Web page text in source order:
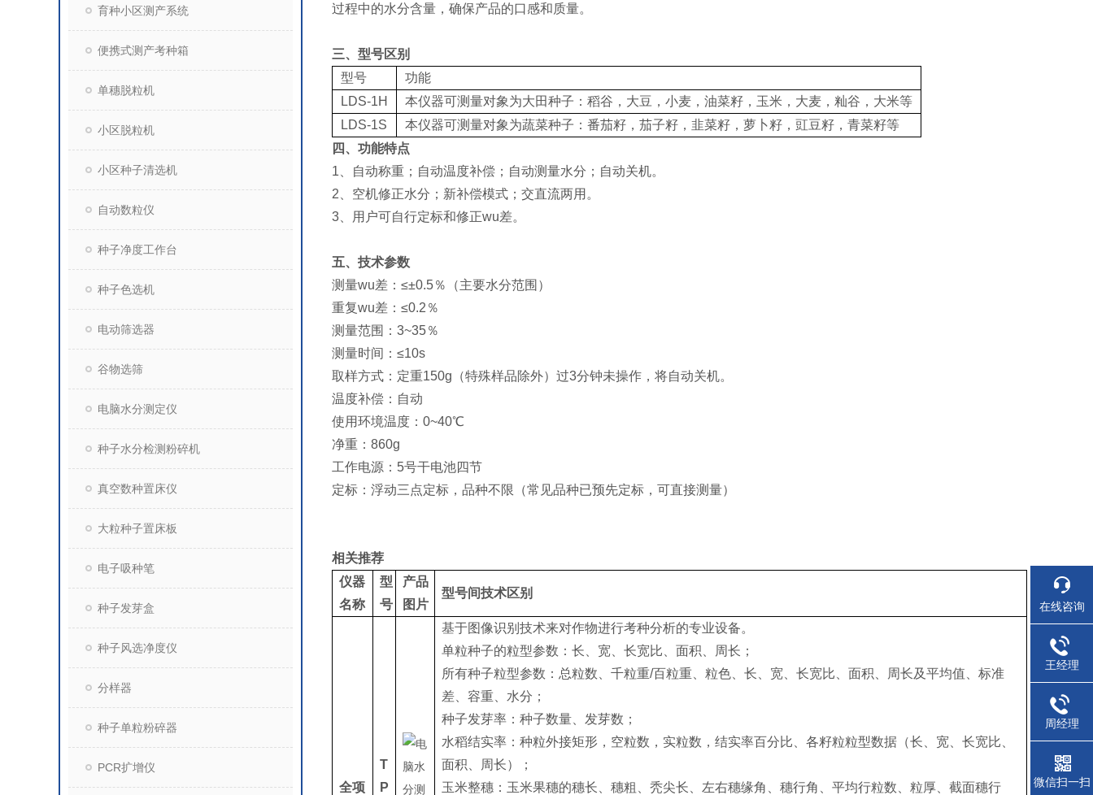
育种小区测产系统
便携式测产考种箱
单穗脱粒机
小区脱粒机
小区种子清选机
自动数粒仪
种子净度工作台
种子色选机
电动筛选器
谷物选筛
电脑水分测定仪
种子水分检测粉碎机
真空数种置床仪
大粒种子置床板
电子吸种笔
种子发芽盒
种子风选净度仪
分样器
种子单粒粉碎器
PCR扩增仪
过程中的水分含量，确保产品的口感和质量。
三、型号区别
型号
功能
LDS-1H
本仪器可测量对象为大田种子：稻谷，大豆，小麦，油菜籽，玉米，大麦，籼谷，大米等
LDS-1S
本仪器可测量对象为蔬菜种子：番茄籽，茄子籽，韭菜籽，萝卜籽，豇豆籽，青菜籽等
四、功能特点
1、自动称重；自动温度补偿；自动测量水分；自动关机。
2、空机修正水分；新补偿模式；交直流两用。
3、用户可自行定标和修正wu差。
五、技术参数
测量wu差：≤±0.5％（主要水分范围）
重复wu差：≤0.2％
测量范围：3~35％
测量时间：≤10s
取样方式：定重150g（特殊样品除外）过3分钟未操作，将自动关机。
温度补偿：自动
使用环境温度：0~40℃
净重：860g
工作电源：5号干电池四节
定标：浮动三点定标，品种不限（常见品种已预先定标，可直接测量）
相关推荐
仪器
名称
型
号
产品
图片
型号间技术区别
全项
T
P
基于图像识别技术来对作物进行考种分析的专业设备。
单粒种子的粒型参数：长、宽、长宽比、面积、周长；
所有种子粒型参数：总粒数、千粒重/百粒重、粒色、长、宽、长宽比、面积、周长及平均值、标准
差、容重、水分；
种子发芽率：种子数量、发芽数；
水稻结实率：种粒外接矩形，空粒数，实粒数，结实率百分比、各籽粒粒型数据（长、宽、长宽比、
面积、周长）；
玉米整穗：玉米果穗的穗长、穗粗、秃尖长、左右穗缘角、穗行角、平均行粒数、粒厚、截面穗行
在线咨询
王经理
周经理
微信扫一扫